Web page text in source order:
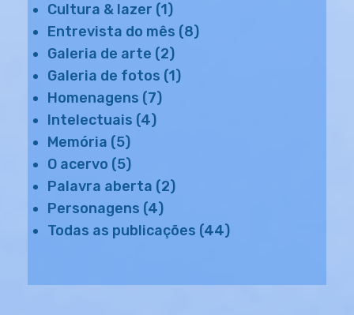
Cultura & lazer (1)
Entrevista do mês (8)
Galeria de arte (2)
Galeria de fotos (1)
Homenagens (7)
Intelectuais (4)
Memória (5)
O acervo (5)
Palavra aberta (2)
Personagens (4)
Todas as publicações (44)